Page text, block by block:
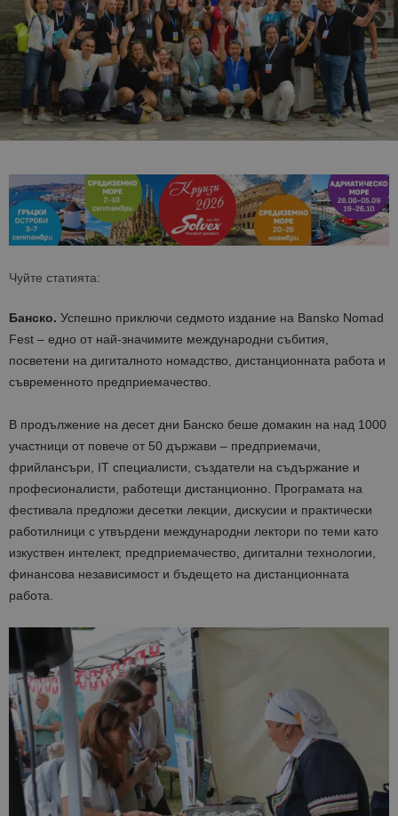
Чуйте статията:
Банско. Успешно приключи седмото издание на Bansko Nomad
Fest – едно от най-значимите международни събития,
посветени на дигиталното номадство, дистанционната работа и
съвременното предприемачество.
В продължение на десет дни Банско беше домакин на над 1000
участници от повече от 50 държави – предприемачи,
фрийлансъри, IT специалисти, създатели на съдържание и
професионалисти, работещи дистанционно. Програмата на
фестивала предложи десетки лекции, дискусии и практически
работилници с утвърдени международни лектори по теми като
изкуствен интелект, предприемачество, дигитални технологии,
финансова независимост и бъдещето на дистанционната
работа.